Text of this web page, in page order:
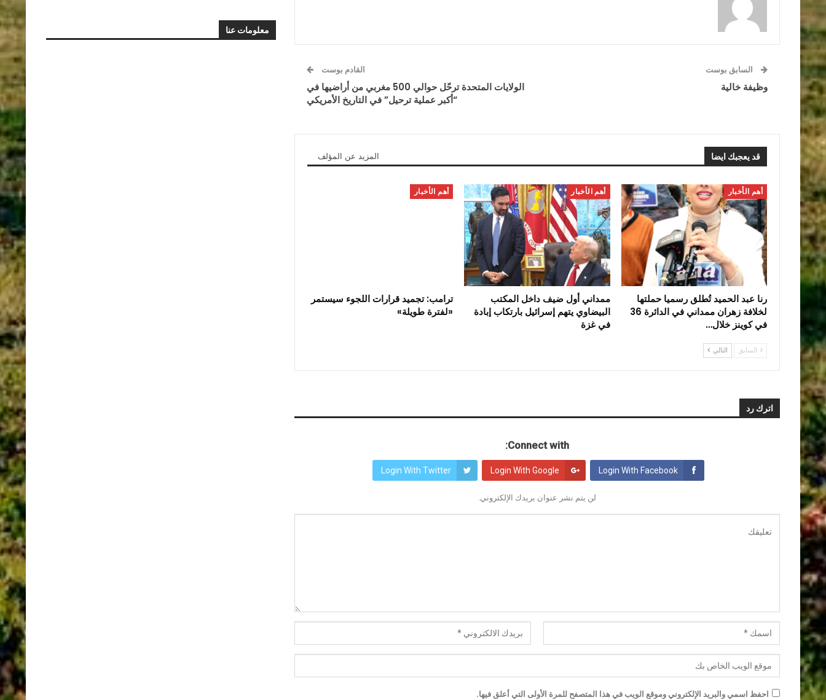
السابق بوست
وظيفة خالية
القادم بوست
الولايات المتحدة ترحّل حوالي 500 مغربي من أراضيها في
“أكبر عملية ترحيل” في التاريخ الأمريكي
قد يعجبك ايضا المزيد عن المؤلف
أهم الأخبار
رنا عبد الحميد تُطلق رسميا حملتها
لخلافة زهران ممداني في الدائرة 36
في كوينز خلال…
أهم الأخبار
ممداني أول ضيف داخل المكتب
البيضاوي يتهم إسرائيل بارتكاب إبادة
في غزة
أهم الأخبار
ترامب: تجميد قرارات اللجوء سيستمر
«لفترة طويلة»
السابق التالي
اترك رد
Connect with:
Login With Facebook
Login With Google
Login With Twitter
لن يتم نشر عنوان بريدك الإلكتروني.
احفظ اسمي والبريد الإلكتروني وموقع الويب في هذا المتصفح للمرة الأولى التي أعلق فيها.
معلومات عنا